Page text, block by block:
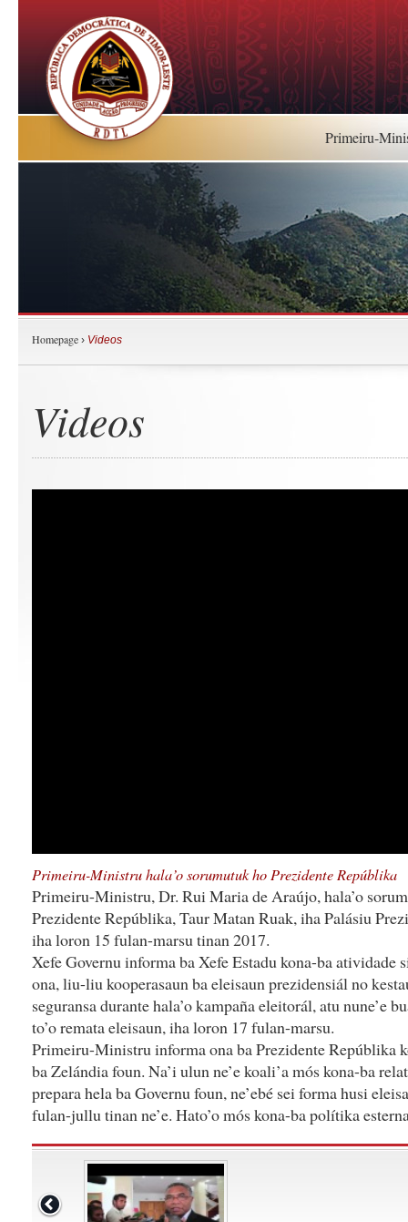
Primeiru-
Homepage › Videos
Videos
Primeiru-Ministru hala’o sorumutuk ho Prezidente Repúblika
Primeiru-Ministru, Dr. Rui Maria de Araújo, hala’o
Prezidente Repúblika, Taur Matan Ruak, iha Palásiu
iha loron 15 fulan-marsu tinan 2017.
Xefe Governu informa ba Xefe Estadu kona-ba atividade
ona, liu-liu kooperasaun ba eleisaun prezidensiál no
seguransa durante hala’o kampaña eleitorál, atu nune’e
to’o remata eleisaun, iha loron 17 fulan-marsu.
Primeiru-Ministru informa ona ba Prezidente Repúblika
ba Zelándia foun. Na’i ulun ne’e koali’a mós kona-ba
prepara hela ba Governu foun, ne’ebé sei forma husi
fulan-jullu tinan ne’e. Hato’o mós kona-ba polítika